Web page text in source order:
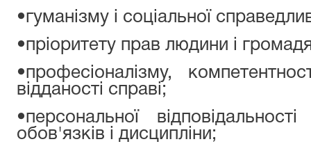
•гуманізму і соціальної
•пріоритету прав людини і
•професіоналізму,
відданості справі;
•персональної
обов'язків і дисципліни;